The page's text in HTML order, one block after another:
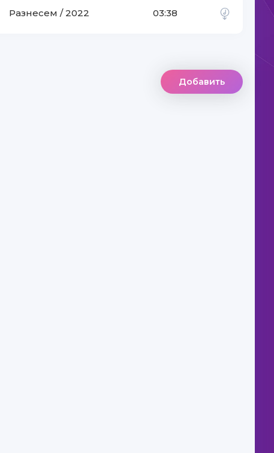
Разнесем / 2022 03:38
Добавить